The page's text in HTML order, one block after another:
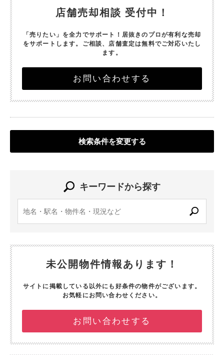
店舗売却相談 受付中！
「売りたい」を全力でサポート！ 居抜きのプロが有利な売却
をサポートします。 ご相談、店舗査定は無料でご対応いたし
ます。
お問い合わせする
検索条件を変更する
キーワードから探す
未公開物件情報あります！
サイトに掲載している以外にも好条件の物件がございます。
お気軽にお問い合わせください。
お問い合わせする